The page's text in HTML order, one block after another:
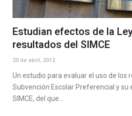
Estudian efectos de la
resultados del SIMCE
20 de abril, 2012
Un estudio para evaluar el uso de los
Subvención Escolar Preferencial y
SIMCE, del que…